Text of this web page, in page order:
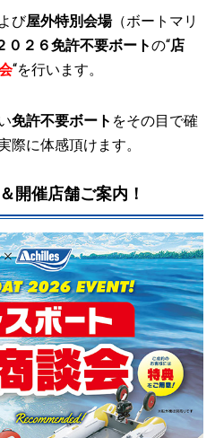
び屋外特別会場（ボートマリ
０２６免許不要ボートの“店
“を行います。
免許不要ボート をその目で確
際に体感頂けます。
開催店舗ご案内！